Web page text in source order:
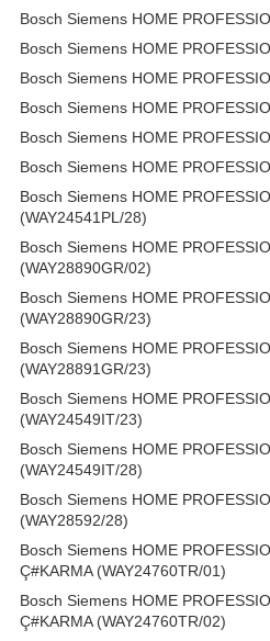
Bosch Siemens HOME
Bosch Siemens HOME
Bosch Siemens HOME
Bosch Siemens HOME
Bosch Siemens HOME
Bosch Siemens HOME
Bosch Siemens HOME
(WAY24541PL/28)
Bosch Siemens HOME
(WAY28890GR/02)
Bosch Siemens HOME
(WAY28890GR/23)
Bosch Siemens HOME
(WAY28891GR/23)
Bosch Siemens HOME
(WAY24549IT/23)
Bosch Siemens HOME
(WAY24549IT/28)
Bosch Siemens HOME
(WAY28592/28)
Bosch Siemens HOME
Ç#KARMA (WAY24760TR/01)
Bosch Siemens HOME
Ç#KARMA (WAY24760TR/02)